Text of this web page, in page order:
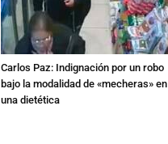
Carlos Paz: Indignación por un robo
bajo la modalidad de «mecheras» en
una dietética